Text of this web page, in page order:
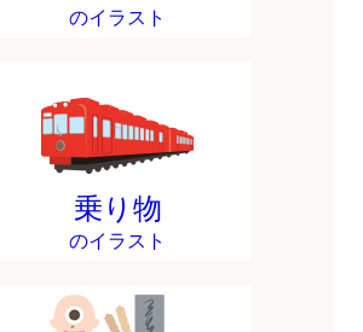
のイラスト
乗り物
のイラスト